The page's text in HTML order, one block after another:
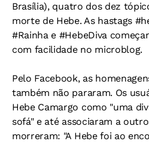
Brasília), quatro dos dez
morte de Hebe. As hastags
#Rainha e #HebeDiva
com facilidade no microblog.
Pelo Facebook, as
também não pararam. Os
Hebe Camargo como "uma
sofá" e até associaram a
morreram: "A Hebe foi ao